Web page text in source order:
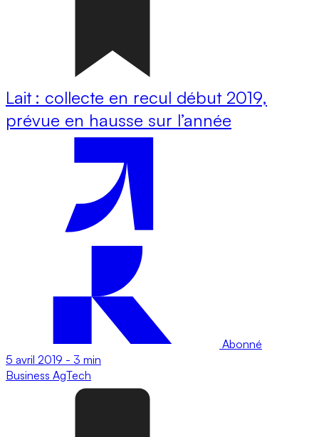
Lait : collecte en recul début 2019,
prévue en hausse sur l’année
Abonné
5 avril 2019 - 3 min
Business AgTech